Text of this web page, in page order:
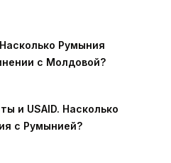
Румыния
с Молдовой?
и USAID. Насколько
с Румынией?